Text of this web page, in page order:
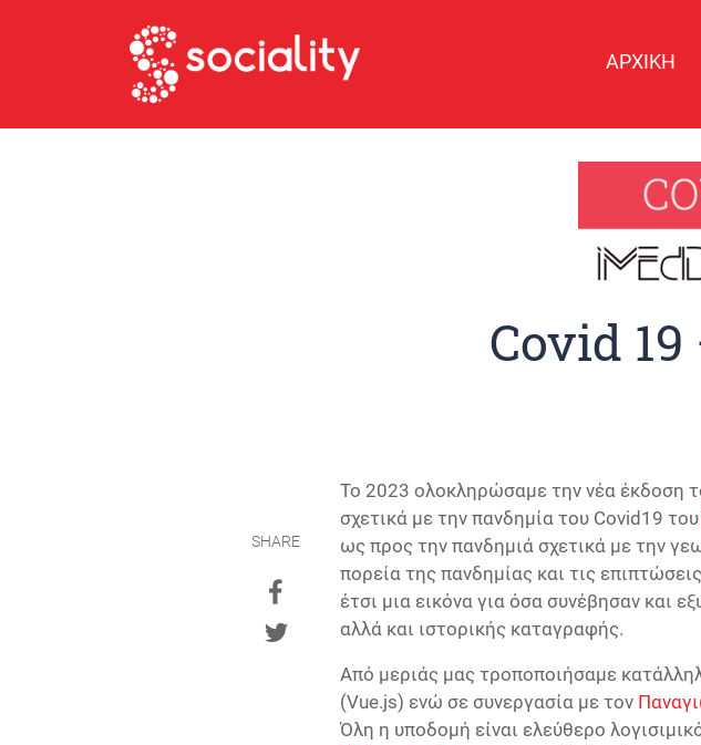
ΑΡΧΙΚΗ
Covid
SHARE
Το 2023 ολοκληρώσαμε την νέα έκδοση
σχετικά με την πανδημία του Covid19 του
ως προς την πανδημιά σχετικά με την
πορεία της πανδημίας και τις
έτσι μια εικόνα για όσα συνέβησαν και
αλλά και ιστορικής καταγραφής.
Από μεριάς μας τροποποιήσαμε
(Vue.js) ενώ σε συνεργασία με τον
Όλη η υποδομή είναι ελεύθερο